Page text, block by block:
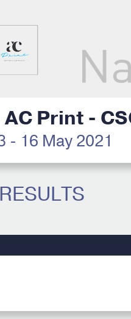
Print -
- 16 May 2021